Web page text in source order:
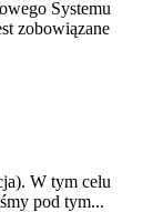
Systemu
zobowiązane
W tym celu
pod tym...